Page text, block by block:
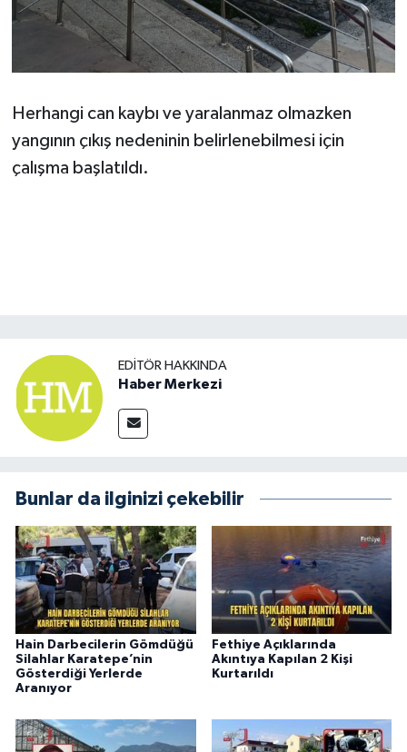
Herhangi can kaybı ve yaralanmaz olmazken
yangının çıkış nedeninin belirlenebilmesi için
çalışma başlatıldı.
EDITÖR HAKKINDA
Haber Merkezi
Bunlar da ilginizi çekebilir
Hain Darbecilerin Gömdüğü
Silahlar Karatepe’nin
Gösterdiği Yerlerde
Aranıyor
Fethiye Açıklarında
Akıntıya Kapılan 2 Kişi
Kurtarıldı